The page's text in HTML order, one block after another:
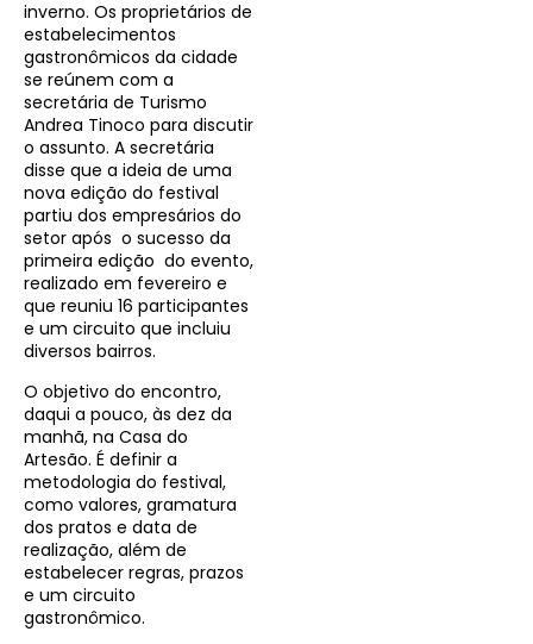
inverno. Os proprietários de
estabelecimentos
gastronômicos da cidade
se reúnem com a
secretária de Turismo
Andrea Tinoco para discutir
o assunto. A secretária
disse que a ideia de uma
nova edição do festival
partiu dos empresários do
setor após o sucesso da
primeira edição do evento,
realizado em fevereiro e
que reuniu 16 participantes
e um circuito que incluiu
diversos bairros.
O objetivo do encontro,
daqui a pouco, às dez da
manhã, na Casa do
Artesão. É definir a
metodologia do festival,
como valores, gramatura
dos pratos e data de
realização, além de
estabelecer regras, prazos
e um circuito
gastronômico.